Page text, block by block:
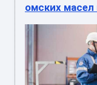
омских масел